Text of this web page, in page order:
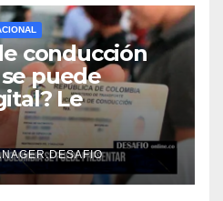
conducción
puede
Le